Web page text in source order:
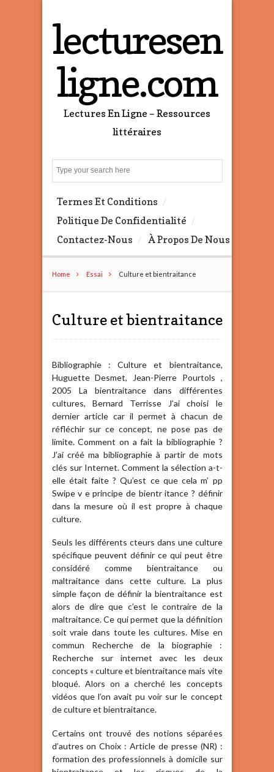
lecturesen
ligne.com
Lectures En Ligne – Ressources
littéraires
e
Termes Et Conditions
Politique De Confidentialité
Contactez-Nous
À Propos De Nous
Home Essai Culture et bientraitance
Culture et bientraitance
Bibliographie : Culture et bientraitance,
Huguette Desmet, Jean-Pierre Pourtols ,
2005 La bientraitance dans différentes
cultures, Bernard Terrisse J’ai choisi le
dernier article car il permet à chacun de
réfléchir sur ce concept, ne pose pas de
limite. Comment on a fait la bibliographie ?
J’ai créé ma bibliographie à partir de mots
clés sur Internet. Comment la sélection a-t-
elle était faite ? Qu’est ce que cela m’ pp
Swipe v e principe de bientr itance ? définir
dans la mesure où il est propre à chaque
culture.
Seuls les différents cteurs dans une culture
spécifique peuvent définir ce qui peut être
considéré comme bientraitance ou
maltraitance dans cette culture. La plus
simple façon de définir la bientraitance est
alors de dire que c’est le contraire de la
maltraitance. Ce qui permet que la définition
soit vraie dans toute les cultures. Mise en
commun Recherche de la biographie :
Recherche sur internet avec les deux
concepts « culture et bientraitance mais vite
bloqué. Alors on a cherché les concepts
vidéos que l’on avait pu voir sur le concept
de culture et bientraitance.
Certains ont trouvé des notions séparées
d’autres on Choix : Article de presse (NR) :
formation des professionnels à domicile sur